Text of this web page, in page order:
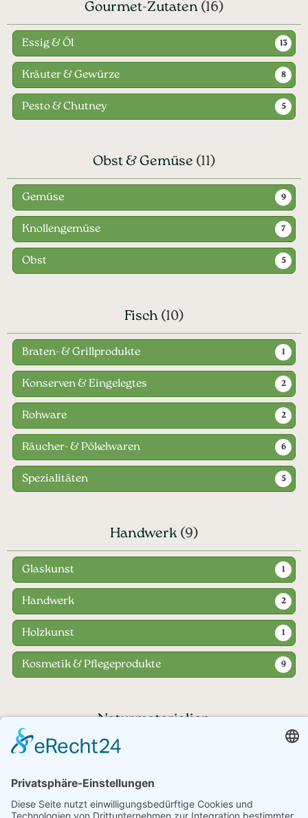
Gourmet-Zutaten (16)
Essig & Öl 13
Kräuter & Gewürze 8
Pesto & Chutney 5
Obst & Gemüse (11)
Gemüse 9
Knollengemüse 7
Obst 5
Fisch (10)
Braten- & Grillprodukte 1
Konserven & Eingelegtes 2
Rohware 2
Räucher- & Pökelwaren 6
Spezialitäten 5
Handwerk (9)
Glaskunst 1
Handwerk 2
Holzkunst 1
Kosmetik & Pflegeprodukte 9
Naturmaterialien